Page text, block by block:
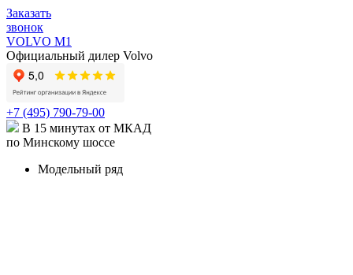
Заказать
звонок
VOLVO M1
Официальный дилер Volvo
+7 (495) 790-79-00
В 15 минутах от МКАД
по Минскому шоссе
Модельный ряд